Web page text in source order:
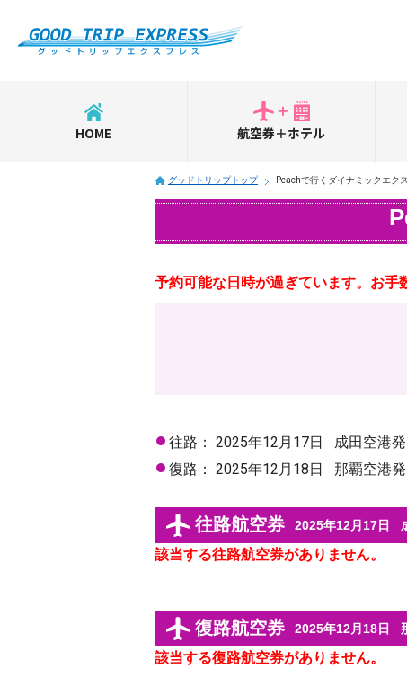
HOME 航空券＋ホテル
グッドトリップトップ Peachで行くダイナミックエク
予約可能な日時が過ぎています。お手
往路： 2025年12月17日 成田空港発
復路： 2025年12月18日 那覇空港発
往路航空券 2025年12月17日
該当する往路航空券がありません。
復路航空券 2025年12月18日
該当する復路航空券がありません。